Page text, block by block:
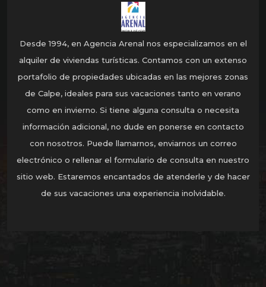
Desde 1994, en Agencia Arenal nos especializamos en el
alquiler de viviendas turísticas. Contamos con un extenso
portafolio de propiedades ubicadas en las mejores zonas
de Calpe, ideales para sus vacaciones tanto en verano
como en invierno. Si tiene alguna consulta o necesita
información adicional, no dude en ponerse en contacto
con nosotros. Puede llamarnos, enviarnos un correo
electrónico o rellenar el formulario de consulta en nuestro
sitio web. Estaremos encantados de atenderle y de hacer
de sus vacaciones una experiencia inolvidable.